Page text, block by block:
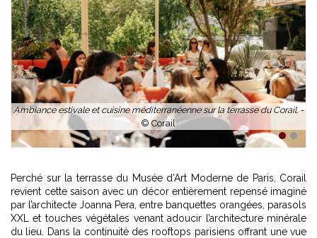
Ambiance estivale et cuisine méditerranéenne sur la terrasse du Corail. -
© Corail
1 2
Perché sur la terrasse du Musée d’Art Moderne de Paris, Corail
revient cette saison avec un décor entièrement repensé imaginé
par l’architecte Joanna Pera, entre banquettes orangées, parasols
XXL et touches végétales venant adoucir l’architecture minérale
du lieu. Dans la continuité des rooftops parisiens offrant une vue